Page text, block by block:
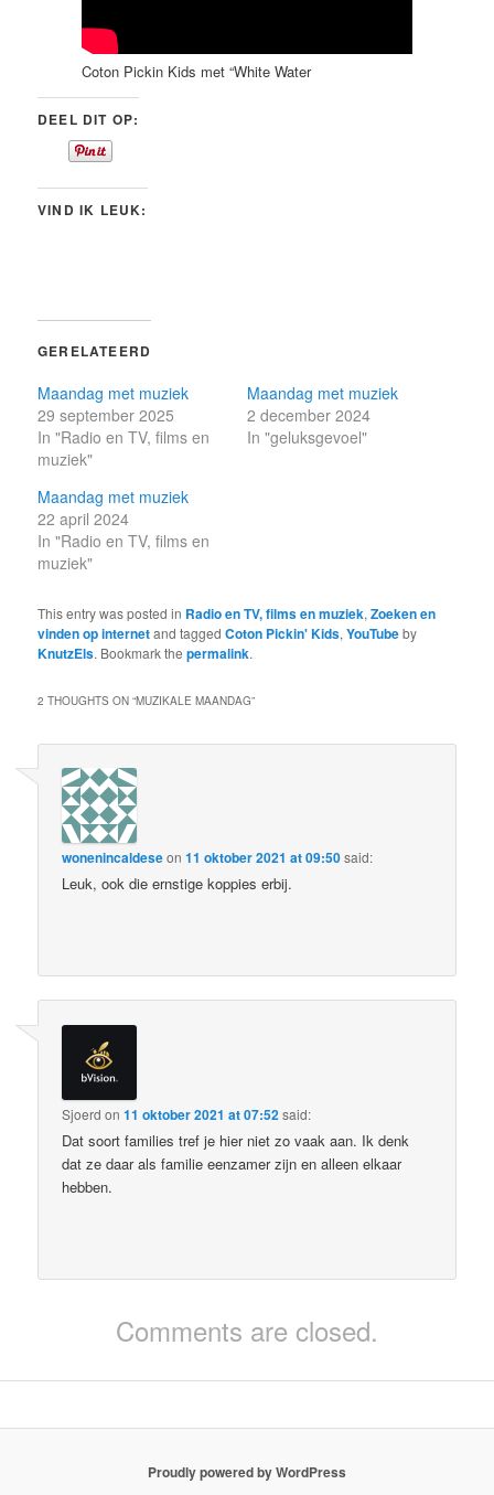
Coton Pickin Kids met “White Water
DEEL DIT OP:
VIND IK LEUK:
GERELATEERD
Maandag met muziek
29 september 2025
In "Radio en TV, films en
muziek"
Maandag met muziek
2 december 2024
In "geluksgevoel"
Maandag met muziek
22 april 2024
In "Radio en TV, films en
muziek"
This entry was posted in Radio en TV, films en muziek,Zoeken en
vinden op internetand taggedCoton Pickin' Kids,YouTubeby
KnutzEls. Bookmark thepermalink.
2 THOUGHTS ON “MUZIKALE MAANDAG”
wonenincaldeseon11 oktober 2021 at 09:50said:
Leuk, ook die ernstige koppies erbij.
Sjoerd on11 oktober 2021 at 07:52said:
Dat soort families tref je hier niet zo vaak aan. Ik denk
dat ze daar als familie eenzamer zijn en alleen elkaar
hebben.
Comments are closed.
Proudly powered by WordPress